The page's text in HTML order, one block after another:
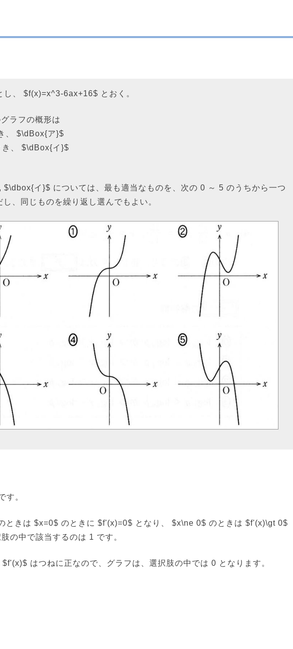
、 $f(x)=x^3-6ax+16$ とおく。
ラフの概形は
、 $\dBox{ア}$
、 $\dBox{イ}$
イ}$ については、最も適当なものを、次の 0 ～ 5 のうちから一つ
、同じものを繰り返し選んでもよい。
す。
ときは $x=0$ のときに $f'(x)=0$ となり、 $x\ne 0$ のときは $f'(x)\gt 0$
の中で該当するのは 1 です。
はつねに正なので、グラフは、選択肢の中では 0 となります。